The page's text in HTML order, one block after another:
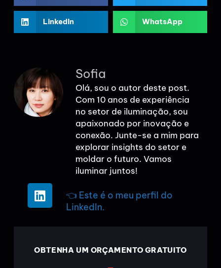
LinkedIn WhatsApp
Sofia
Olá, sou o autor deste post.
Com 10 anos de experiência
no setor de iluminação, sou
apaixonado por inovação e
conexão. Junte-se a mim para
explorar insights do setor e
moldar o futuro. Vamos
iluminar juntos!
👈 Este é o meu perfil do
LinkedIn.
OBTENHA UM ORÇAMENTO GRATUITO